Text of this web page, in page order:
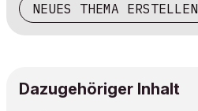
NEUES THEMA ERSTELLEN
Dazugehöriger Inhalt